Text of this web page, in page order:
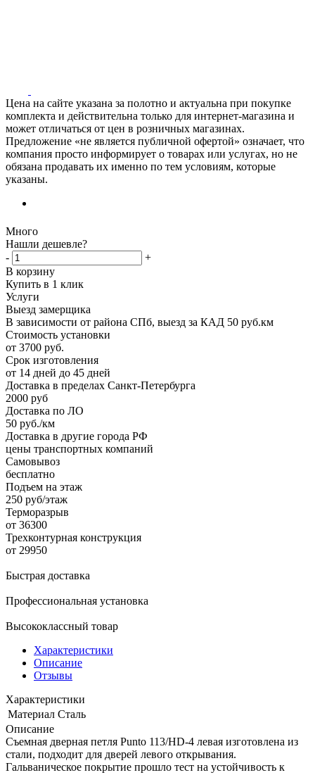
Цена на сайте указана за полотно и актуальна при покупке
комплекта и действительна только для интернет-магазина и
может отличаться от цен в розничных магазинах.
Предложение «не является публичной офертой» означает, что
компания просто информирует о товарах или услугах, но не
обязана продавать их именно по тем условиям, которые
указаны.
Много
Нашли дешевле?
-
+
В корзину
Купить в 1 клик
Услуги
Выезд замерщика
В зависимости от района СПб, выезд за КАД 50 руб.км
Стоимость установки
от 3700 руб.
Срок изготовления
от 14 дней до 45 дней
Доставка в пределах Санкт-Петербурга
2000 руб
Доставка по ЛО
50 руб./км
Доставка в другие города РФ
цены транспортных компаний
Самовывоз
бесплатно
Подъем на этаж
250 руб/этаж
Терморазрыв
от 36300
Трехконтурная конструкция
от 29950
Быстрая доставка
Профессиональная установка
Высококлассный товар
Характеристики
Описание
Отзывы
Характеристики
Материал Сталь
Описание
Съемная дверная петля Punto 113/HD-4 левая изготовлена из
стали, подходит для дверей левого открывания.
Гальваническое покрытие прошло тест на устойчивость к